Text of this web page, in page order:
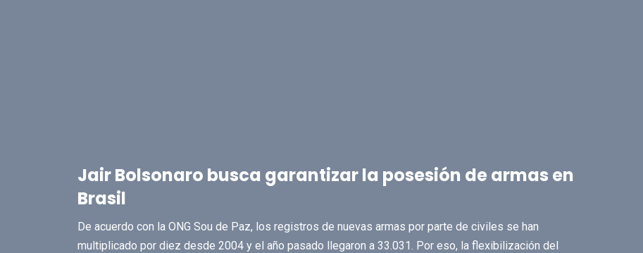
Jair Bolsonaro busca garantizar la posesión de armas en
Brasil
De acuerdo con la ONG Sou de Paz, los registros de nuevas armas por parte de civiles se han
multiplicado por diez desde 2004 y el año pasado llegaron a 33.031. Por eso, la flexibilización del